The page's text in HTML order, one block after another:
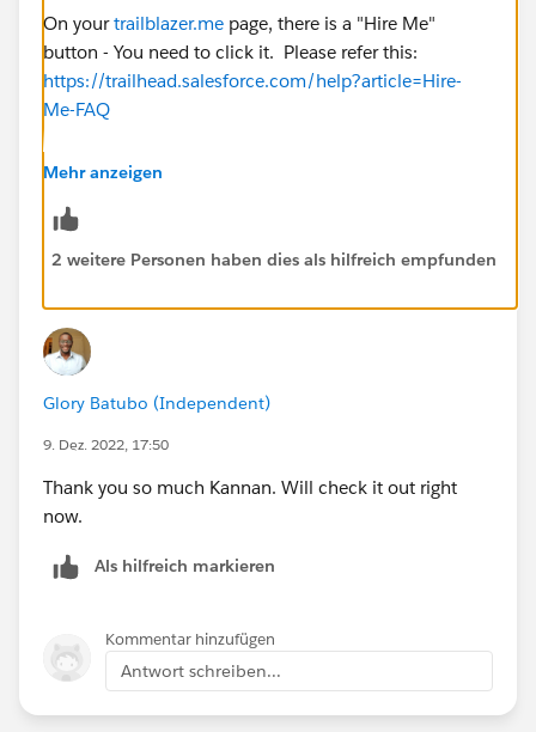
On yourtrailblazer.me page, there is a "Hire Me"
button - You need to click it. Please refer this:
https://trailhead.salesforce.com/help?article=Hire-
Me-FAQ
Good Luck!
Regards,
Kannan
Mehr anzeigen
2 weitere Personen haben dies als hilfreich empfunden
Glory Batubo (Independent)
9. Dez. 2022, 17:50
Thank you so much Kannan. Will check it out right
now.
Als hilfreich markieren
Kommentar hinzufügen
Antwort schreiben...